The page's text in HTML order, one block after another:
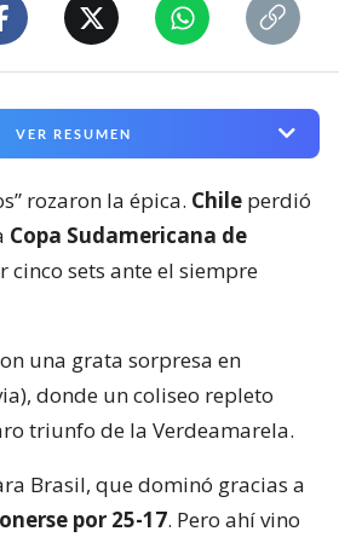
VER RESUMEN
rozaron la épica. Chile perdió
Copa Sudamericana de
cinco sets ante el siempre
una grata sorpresa en
donde un coliseo repleto
triunfo de la Verdeamarela.
Brasil, que dominó gracias a
por 25-17. Pero ahí vino